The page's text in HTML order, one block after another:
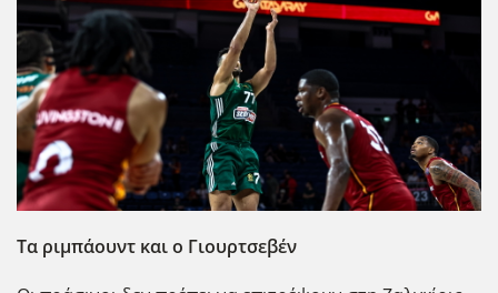
Τα ριμπάουντ και ο Γιουρτσεβέν